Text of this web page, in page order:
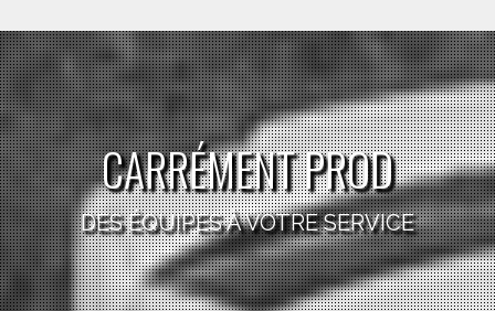
CARRÉMENT PROD
DES ÉQUIPES À VOTRE SERVICE